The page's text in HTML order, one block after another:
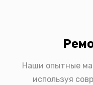
Наши опытные
используя